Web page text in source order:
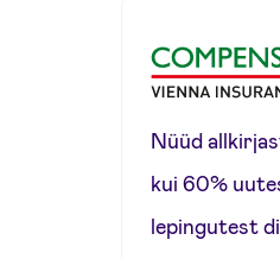
Nüüd
kui 60%
lepingutest